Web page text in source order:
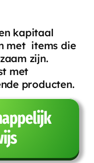
kapitaal
met items die
zijn.
met
producten.